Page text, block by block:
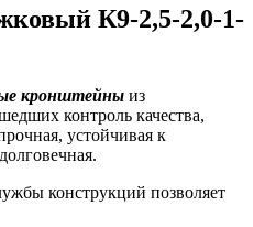
К9-2,5-2,0-1-
кронштейны из
контроль качества,
устойчивая к
конструкций позволяет